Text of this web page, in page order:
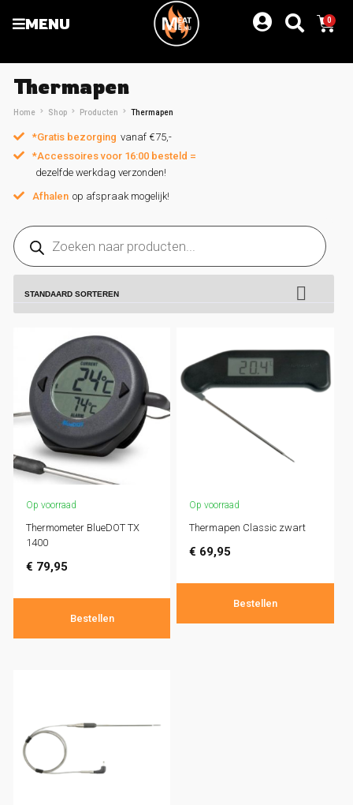
MENU 0
Thermapen
Home Shop Producten Thermapen
*Gratis bezorging vanaf €75,-
*Accessoires voor 16:00 besteld =
dezelfde werkdag verzonden!
Afhalen op afspraak mogelijk!
Op voorraad
Thermometer BlueDOT TX
1400
€ 79,95
Bestellen
Op voorraad
Thermapen Classic zwart
€ 69,95
Bestellen